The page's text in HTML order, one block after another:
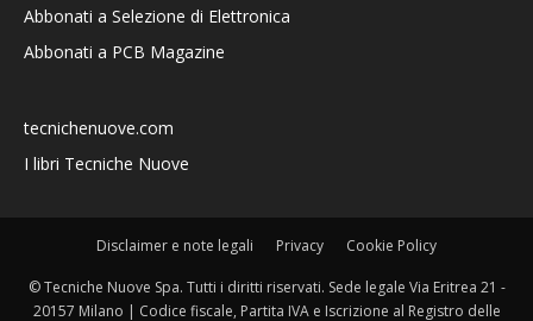
Abbonati a Selezione di Elettronica
Abbonati a PCB Magazine
tecnichenuove.com
I libri Tecniche Nuove
Disclaimer e note legali Privacy Cookie Policy
© Tecniche Nuove Spa. Tutti i diritti riservati. Sede legale Via Eritrea 21 -
20157 Milano | Codice fiscale, Partita IVA e Iscrizione al Registro delle